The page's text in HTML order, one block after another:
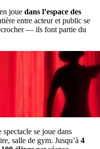
joue dans l’espace des
entre acteur et public se
— ils font partie du
se joue dans
salle de gym. Jusqu’à 4